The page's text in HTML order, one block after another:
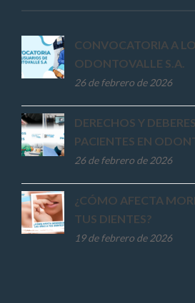
CONVOCATORIA A
ODONTOVALLE S.A.
26 de febrero de 2026
DERECHOS Y
PACIENTES EN
26 de febrero de 2026
¿CÓMO AFECTA
TUS DIENTES?
19 de febrero de 2026